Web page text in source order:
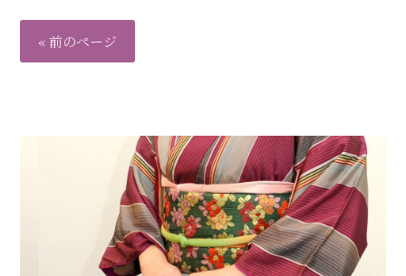
« 前のページ